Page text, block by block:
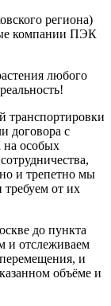
региона)
компании ПЭК
любого
транспортировки
договора с
особых
и трепетно мы
от их
до пункта
и отслеживаем
и
объёме и